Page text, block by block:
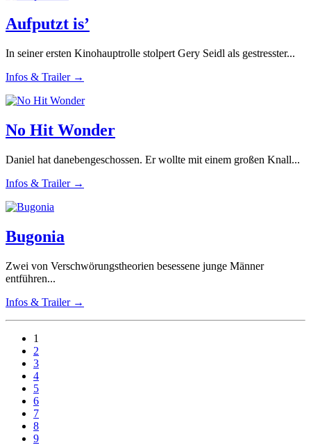
Aufputzt is’
In seiner ersten Kinohauptrolle stolpert Gery Seidl als gestresster...
Infos & Trailer →
No Hit Wonder
Daniel hat danebengeschossen. Er wollte mit einem großen Knall...
Infos & Trailer →
Bugonia
Zwei von Verschwörungstheorien besessene junge Männer
entführen...
Infos & Trailer →
1
2
3
4
5
6
7
8
9